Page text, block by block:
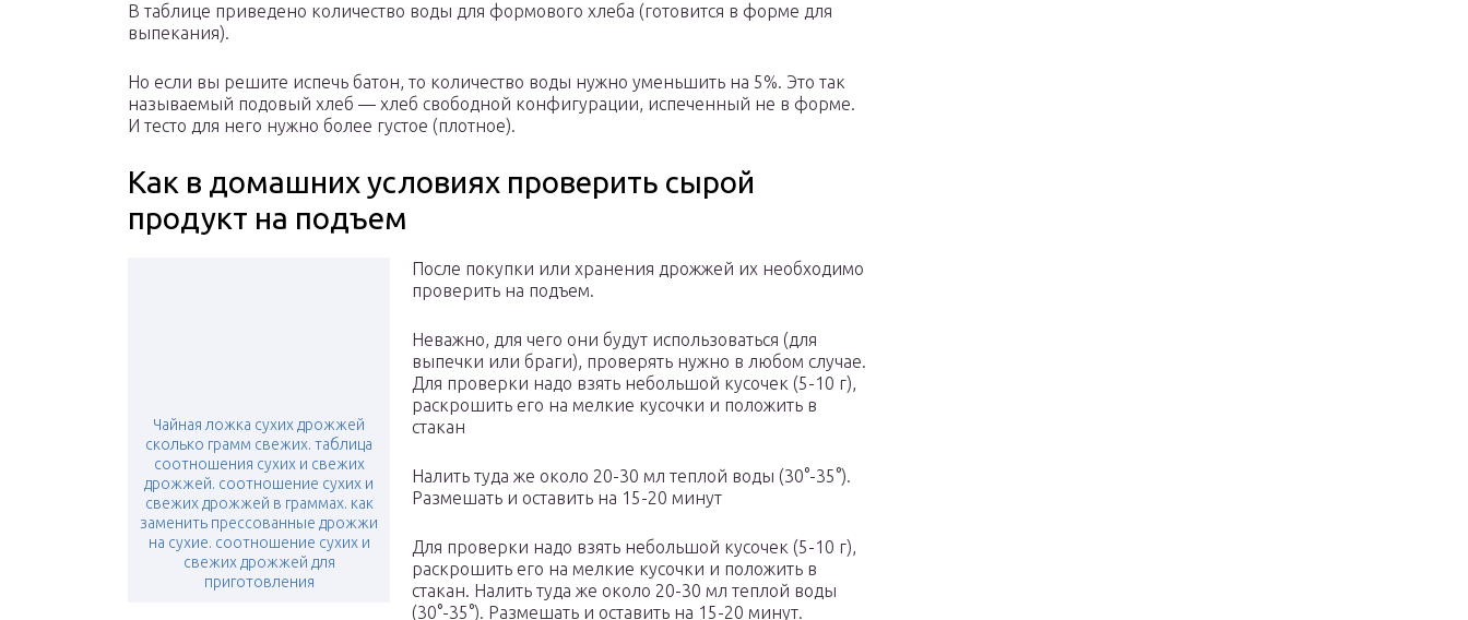
В таблице приведено количество воды для формового хлеба (готовится в форме для
выпекания).
Но если вы решите испечь батон, то количество воды нужно уменьшить на 5%. Это так
называемый подовый хлеб — хлеб свободной конфигурации, испеченный не в форме.
И тесто для него нужно более густое (плотное).
Как в домашних условиях проверить сырой
продукт на подъем
Чайная ложка сухих дрожжей
сколько грамм свежих. таблица
соотношения сухих и свежих
дрожжей. соотношение сухих и
свежих дрожжей в граммах. как
заменить прессованные дрожжи
на сухие. соотношение сухих и
свежих дрожжей для
приготовления
После покупки или хранения дрожжей их необходимо
проверить на подъем.
Неважно, для чего они будут использоваться (для
выпечки или браги), проверять нужно в любом случае.
Для проверки надо взять небольшой кусочек (5-10 г),
раскрошить его на мелкие кусочки и положить в
стакан
Налить туда же около 20-30 мл теплой воды (30°-35°).
Размешать и оставить на 15-20 минут
Для проверки надо взять небольшой кусочек (5-10 г),
раскрошить его на мелкие кусочки и положить в
стакан. Налить туда же около 20-30 мл теплой воды
(30°-35°). Размешать и оставить на 15-20 минут.